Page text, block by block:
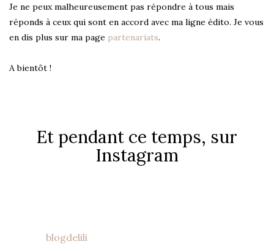
Je ne peux malheureusement pas répondre à tous mais
réponds à ceux qui sont en accord avec ma ligne édito. Je vous
en dis plus sur ma page partenariats.
A bientôt !
Et pendant ce temps, sur
Instagram
blogdelili